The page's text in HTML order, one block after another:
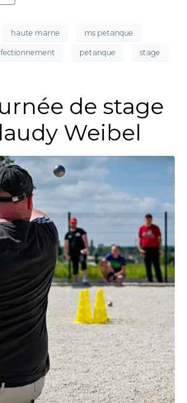
haute marne ms petanque
petanque stage
de stage
Weibel